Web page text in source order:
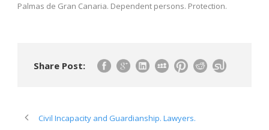
Palmas de Gran Canaria. Dependent persons. Protection.
Share Post:
Civil Incapacity and Guardianship. Lawyers.